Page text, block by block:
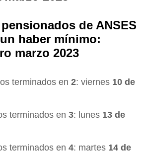
de ANSES
haber mínimo:
marzo 2023
terminados en 2: viernes 10 de
terminados en 3: lunes 13 de
terminados en 4: martes 14 de